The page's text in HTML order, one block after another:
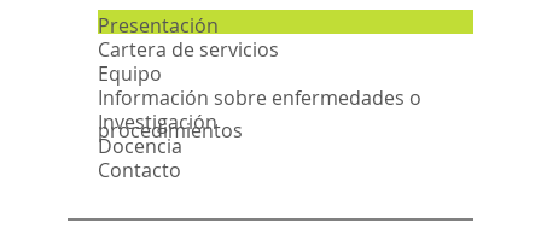
Presentación
Cartera de servicios
Equipo
Información sobre enfermedades o
procedimientos
Investigación
Docencia
Contacto